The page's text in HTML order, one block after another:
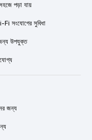
পড়া যায়
সংযোগের সুবিধা
জন্য উপযুক্ত
জন্য